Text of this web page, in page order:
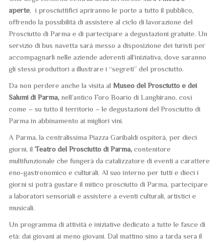
aperte, i prosciuttifici apriranno le porte a tutto il pubblico,
offrendo la possibilità di assistere al ciclo di lavorazione del
Prosciutto di Parma e di partecipare a degustazioni gratuite. Un
servizio di bus navetta sarà messo a disposizione dei turisti per
accompagnarli nelle aziende aderenti all’iniziativa, dove saranno
gli stessi produttori a illustrare i “segreti” del prosciutto.
Da non perdere anche la visita al Museo del Prosciutto e dei
Salumi di Parma, nell’antico Foro Boario di Langhirano, così
come – su tutto il territorio – le degustazioni del Prosciutto di
Parma in abbinamento ai migliori vini.
A Parma, la centralissima Piazza Garibaldi ospiterà, per dieci
giorni, il Teatro del Prosciutto di Parma, contenitore
multifunzionale che fungerà da catalizzatore di eventi a carattere
eno-gastronomico e culturali. Al suo interno per tutti e dieci i
giorni si potrà gustare il mitico prosciutto di Parma, partecipare
a laboratori sensoriali e assistere a eventi culturali, artistici e
musicali.
Un programma di attività e iniziative dedicato a tutte le fasce di
età: dai giovani ai meno giovani. Dal mattino sino a tarda sera il